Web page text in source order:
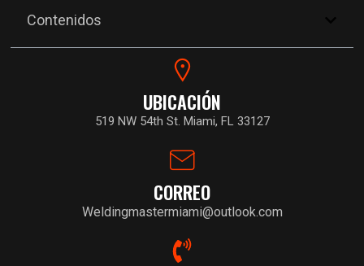
Contenidos
UBICACIÓN
519 NW 54th St. Miami, FL 33127
CORREO
Weldingmastermiami@outlook.com